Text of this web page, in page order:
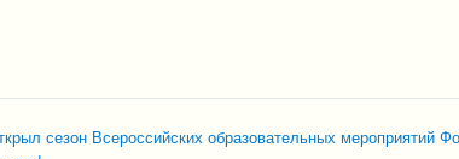
сезон Всероссийских образовательных мероприятий